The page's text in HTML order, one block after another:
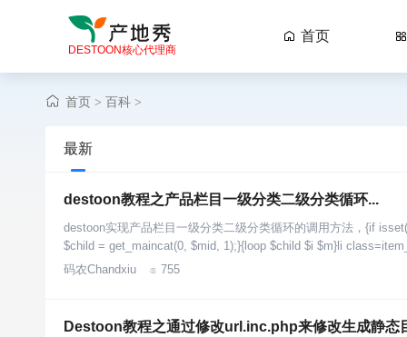
DESTOON核心代理商
 首页 
首页 > 百科 >
最新
destoon教程之产品栏目一级分类二级分类循环...
destoon实现产品栏目一级分类二级分类循环的调用方法，{if
$child = get_maincat(0, $mid, 1);}{loop $child $i $m}li
码农Chandxiu
 755
Destoon教程之通过修改url.inc.php来修改生成静态